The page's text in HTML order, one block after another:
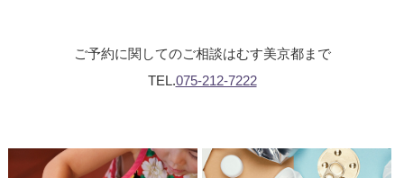
ご予約に関してのご相談はむす美京都まで
TEL.075-212-7222